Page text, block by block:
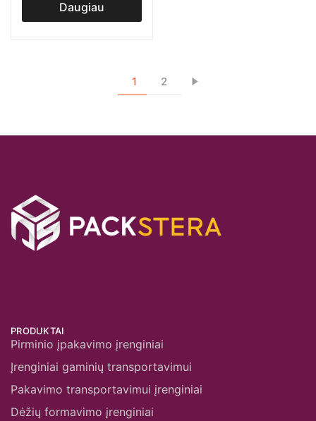
Daugiau
1 2
PRODUKTAI
Pirminio įpakavimo įrenginiai
Įrenginiai gaminių transportavimui
Pakavimo transportavimui įrenginiai
Dėžių formavimo įrenginiai